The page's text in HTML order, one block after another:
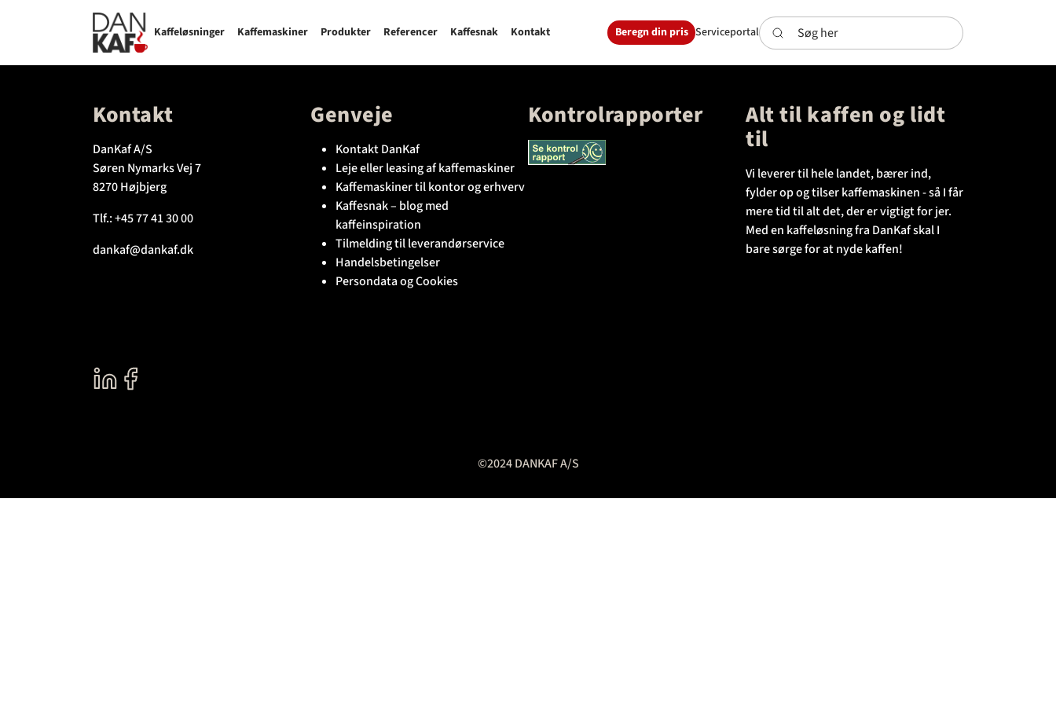
Kaffeløsninger Kaffemaskiner Produkter Referencer Kaffesnak Kontakt Beregn din pris ServiceportalSøg her
Kontakt
DanKaf A/S
Søren Nymarks Vej 7
8270 Højbjerg
Tlf.:+45 77 41 30 00
dankaf@dankaf.dk
Genveje
Kontakt DanKaf
Leje eller leasing af kaffemaskiner
Kaffemaskiner til kontor og erhverv
Kaffesnak – blog med
kaffeinspiration
Tilmelding til leverandørservice
Handelsbetingelser
Persondata og Cookies
Kontrolrapporter Alt til kaffen og lidt
til
Vi leverer til hele landet, bærer ind,
fylder op og tilser kaffemaskinen - så I får
mere tid til alt det, der er vigtigt for jer.
Med en kaffeløsning fra DanKaf skal I
bare sørge for at nyde kaffen!
©2024 DANKAF A/S